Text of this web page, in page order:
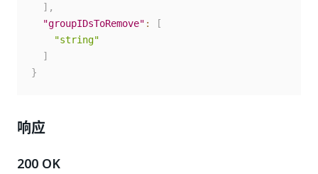
] ,
"groupIDsToRemove" :
[
"string"
]
}
响应
200 OK